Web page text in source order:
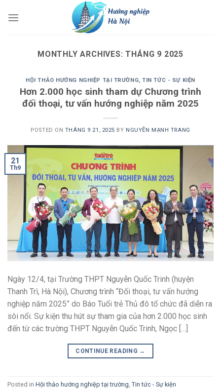
MONTHLY ARCHIVES:THÁNG 9 2025
HỘI THẢO HƯỚNG NGHIỆP TẠI TRƯỜNG,TIN TỨC - SỰ KIỆN
Hơn 2.000 học sinh tham dự Chương trình
đối thoại, tư vấn hướng nghiệp năm 2025
POSTED ON THÁNG 9 21, 2025 BY NGUYỄN MẠNH TRANG
21
Th9
Ngày 12/4, tại Trường THPT Nguyễn Quốc Trinh (huyện
Thanh Trì, Hà Nội), Chương trình “Đối thoại, tư vấn hướng
nghiệp năm 2025” do Báo Tuổi trẻ Thủ đô tổ chức đã diễn ra
sôi nổi. Sự kiện thu hút sự tham gia của hơn 2.000 học sinh
đến từ các trường THPT Nguyễn Quốc Trinh, Ngọc […]
CONTINUE READING →
Posted in Hội thảo hướng nghiệp tại trường, Tin tức - Sự kiện